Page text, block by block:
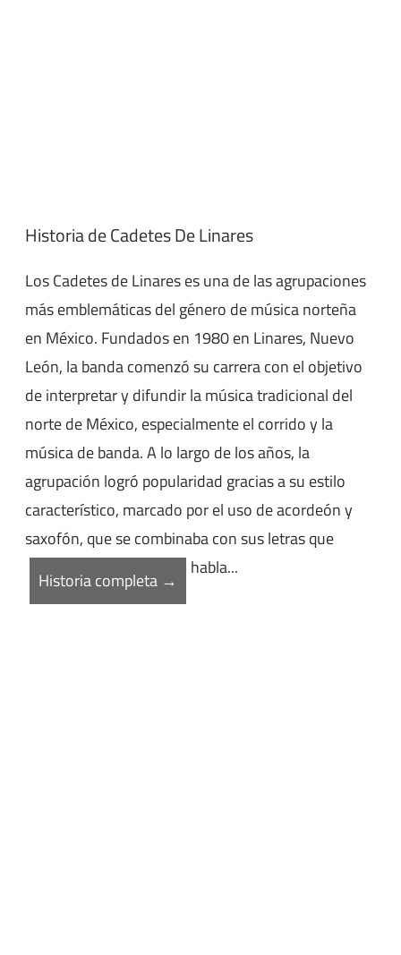
Historia de Cadetes De Linares
Los Cadetes de Linares es una de las agrupaciones
más emblemáticas del género de música norteña
en México. Fundados en 1980 en Linares, Nuevo
León, la banda comenzó su carrera con el objetivo
de interpretar y difundir la música tradicional del
norte de México, especialmente el corrido y la
música de banda. A lo largo de los años, la
agrupación logró popularidad gracias a su estilo
característico, marcado por el uso de acordeón y
saxofón, que se combinaba con sus letras que
habla...
Historia completa →